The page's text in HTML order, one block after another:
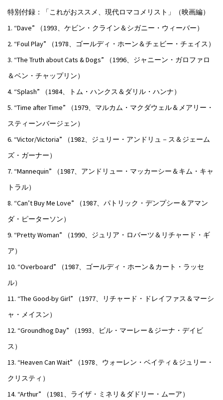
特別付録：「これがおススメ、現代ロマコメリスト」（映画編）
1. “Dave” （1993、ケビン・クライン＆シガニー・ウィーバー）
2. “Foul Play” （1978、ゴールディ・ホーン＆チェビー・チェイス）
3. “The Truth about Cats & Dogs” （1996、ジャニーン・ガロファロ
＆ベン・チャップリン）
4. “Splash” （1984、トム・ハンクス＆ダリル・ハンナ）
5. “Time after Time” （1979、マルカム・マクダウェル＆メアリー・
スティーンバージェン）
6. “Victor/Victoria” （1982、ジュリー・アンドリュ－ス＆ジェーム
ズ・ガーナー）
7. “Mannequin” （1987、アンドリュー・マッカーシー＆キム・キャ
トラル）
8. “Can’t Buy Me Love” （1987、パトリック・デンプシー＆アマン
ダ・ピーターソン）
9. “Pretty Woman” （1990、ジュリア・ロバーツ＆リチャード・ギ
ア）
10. “Overboard” （1987、ゴールディ・ホーン＆カート・ラッセ
ル）
11. “The Good-by Girl” （1977、リチャード・ドレイファス＆マーシ
ャ・メイスン）
12. “Groundhog Day” （1993、ビル・マーレー＆ジーナ・デイビ
ス）
13. “Heaven Can Wait” （1978、ウォーレン・ベイティ＆ジュリー・
クリスティ）
14. “Arthur” （1981、ライザ・ミネリ＆ダドリー・ムーア）